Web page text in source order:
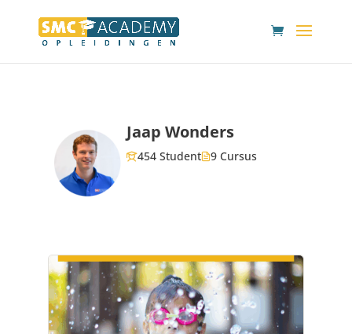
Jaap Wonders
454 Student 9 Cursus